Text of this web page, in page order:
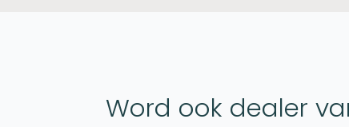
Word ook dealer